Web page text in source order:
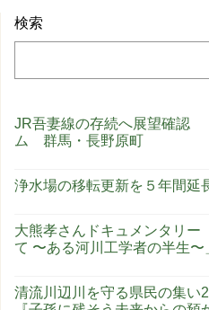
検索
JR吾妻線の存続へ展望確認
ム 群馬・長野原町
浄水場の移転更新を５年間
大熊孝さんドキュメンタリ
て 〜ある河川工学者の半生〜
清流川辺川を守る県民の集い